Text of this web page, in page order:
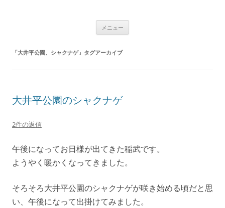
メニュー
「大井平公園、シャクナゲ」タグアーカイブ
大井平公園のシャクナゲ
2件の返信
午後になってお日様が出てきた稲武です。
ようやく暖かくなってきました。
そろそろ大井平公園のシャクナゲが咲き始める頃だと思
い、午後になって出掛けてみました。